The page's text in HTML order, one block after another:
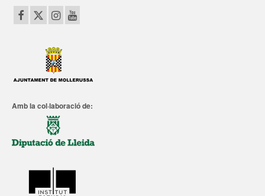
Amb la col·laboració de: